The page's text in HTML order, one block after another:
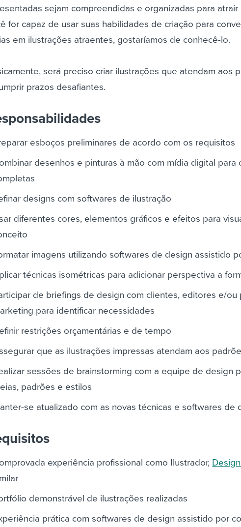
sejam compreendidas e organizadas para atrair
for capaz de usar suas habilidades de criação para
em ilustrações atraentes, gostaríamos de conhecê-lo.
será preciso criar ilustrações que atendam aos
prazos desafiantes.
esboços preliminares de acordo com os requisitos
desenhos e pinturas à mão com mídia digital para
designs com softwares de ilustração
diferentes cores, elementos gráficos e efeitos para
imagens utilizando softwares de design assistido
técnicas isométricas para adicionar perspectiva a
de briefings de design com clientes, editores e/ou
para identificar necessidades
restrições orçamentárias e de tempo
que as ilustrações impressas atendam aos
sessões de brainstorming com a equipe de design
padrões e estilos
se atualizado com as novas técnicas e softwares de
experiência profissional como Ilustrador,
demonstrável de ilustrações realizadas
prática com softwares de design assistido por